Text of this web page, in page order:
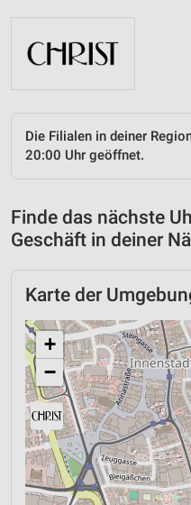
Die Filialen in deiner
20:00 Uhr geöffnet.
Finde das nächste
Geschäft in deiner
Karte der
+
−